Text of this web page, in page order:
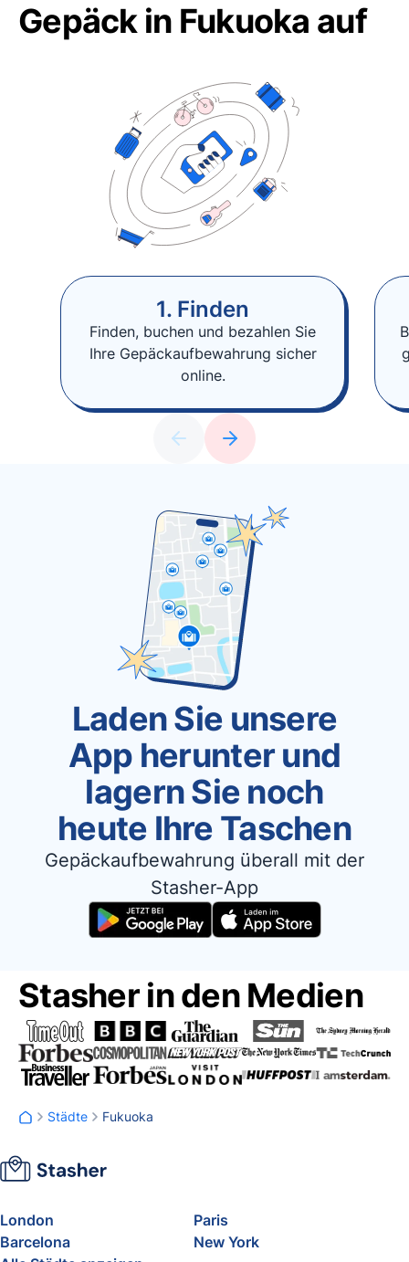
Gepäck in Fukuoka auf
1. Finden
Finden, buchen und bezahlen Sie
Ihre Gepäckaufbewahrung sicher
online.
Laden Sie unsere
App herunter und
lagern Sie noch
heute Ihre Taschen
Gepäckaufbewahrung überall mit der
Stasher-App
Stasher in den Medien
Städte Fukuoka
London
Paris
Barcelona
New York